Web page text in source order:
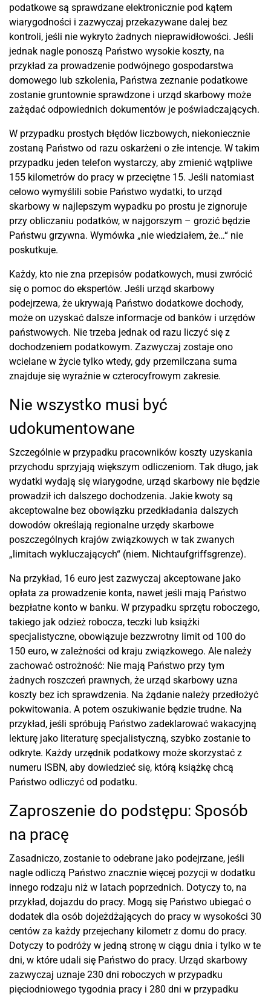
podatkowe są sprawdzane elektronicznie pod kątem
wiarygodności i zazwyczaj przekazywane dalej bez
kontroli, jeśli nie wykryto żadnych nieprawidłowości. Jeśli
jednak nagle ponoszą Państwo wysokie koszty, na
przykład za prowadzenie podwójnego gospodarstwa
domowego lub szkolenia, Państwa zeznanie podatkowe
zostanie gruntownie sprawdzone i urząd skarbowy może
zażądać odpowiednich dokumentów je poświadczających.
W przypadku prostych błędów liczbowych, niekoniecznie
zostaną Państwo od razu oskarżeni o złe intencje. W takim
przypadku jeden telefon wystarczy, aby zmienić wątpliwe
155 kilometrów do pracy w przeciętne 15. Jeśli natomiast
celowo wymyślili sobie Państwo wydatki, to urząd
skarbowy w najlepszym wypadku po prostu je zignoruje
przy obliczaniu podatków, w najgorszym – grozić będzie
Państwu grzywna. Wymówka „nie wiedziałem, że…“ nie
poskutkuje.
Każdy, kto nie zna przepisów podatkowych, musi zwrócić
się o pomoc do ekspertów. Jeśli urząd skarbowy
podejrzewa, że ukrywają Państwo dodatkowe dochody,
może on uzyskać dalsze informacje od banków i urzędów
państwowych. Nie trzeba jednak od razu liczyć się z
dochodzeniem podatkowym. Zazwyczaj zostaje ono
wcielane w życie tylko wtedy, gdy przemilczana suma
znajduje się wyraźnie w czterocyfrowym zakresie.
Nie wszystko musi być
udokumentowane
Szczególnie w przypadku pracowników koszty uzyskania
przychodu sprzyjają większym odliczeniom. Tak długo, jak
wydatki wydają się wiarygodne, urząd skarbowy nie będzie
prowadził ich dalszego dochodzenia. Jakie kwoty są
akceptowalne bez obowiązku przedkładania dalszych
dowodów określają regionalne urzędy skarbowe
poszczególnych krajów związkowych w tak zwanych
„limitach wykluczających“ (niem. Nichtaufgriffsgrenze).
Na przykład, 16 euro jest zazwyczaj akceptowane jako
opłata za prowadzenie konta, nawet jeśli mają Państwo
bezpłatne konto w banku. W przypadku sprzętu roboczego,
takiego jak odzież robocza, teczki lub książki
specjalistyczne, obowiązuje bezzwrotny limit od 100 do
150 euro, w zależności od kraju związkowego. Ale należy
zachować ostrożność: Nie mają Państwo przy tym
żadnych roszczeń prawnych, że urząd skarbowy uzna
koszty bez ich sprawdzenia. Na żądanie należy przedłożyć
pokwitowania. A potem oszukiwanie będzie trudne. Na
przykład, jeśli spróbują Państwo zadeklarować wakacyjną
lekturę jako literaturę specjalistyczną, szybko zostanie to
odkryte. Każdy urzędnik podatkowy może skorzystać z
numeru ISBN, aby dowiedzieć się, którą książkę chcą
Państwo odliczyć od podatku.
Zaproszenie do podstępu: Sposób
na pracę
Zasadniczo, zostanie to odebrane jako podejrzane, jeśli
nagle odliczą Państwo znacznie więcej pozycji w dodatku
innego rodzaju niż w latach poprzednich. Dotyczy to, na
przykład, dojazdu do pracy. Mogą się Państwo ubiegać o
dodatek dla osób dojeżdżających do pracy w wysokości 30
centów za każdy przejechany kilometr z domu do pracy.
Dotyczy to podróży w jedną stronę w ciągu dnia i tylko w te
dni, w które udali się Państwo do pracy. Urząd skarbowy
zazwyczaj uznaje 230 dni roboczych w przypadku
pięciodniowego tygodnia pracy i 280 dni w przypadku